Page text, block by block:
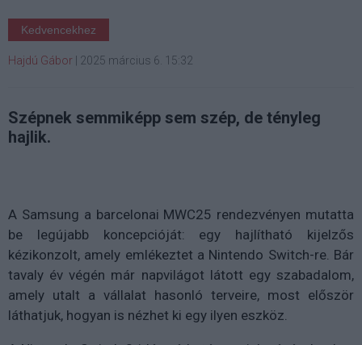
Kedvencekhez
Hajdú Gábor 2025 március 6. 15:32
Szépnek semmiképp sem szép, de tényleg
hajlik.
A Samsung a barcelonai MWC25 rendezvényen mutatta
be legújabb koncepcióját: egy hajlítható kijelzős
kézikonzolt, amely emlékeztet a Nintendo Switch-re. Bár
tavaly év végén már napvilágot látott egy szabadalom,
amely utalt a vállalat hasonló terveire, most először
láthatjuk, hogyan is nézhet ki egy ilyen eszköz.